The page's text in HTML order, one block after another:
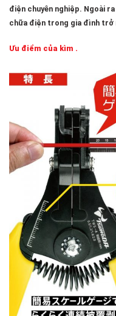
điện chuyên nghiệp. Ngoài
chữa điện trong gia đình trở
Ưu điểm của kìm .